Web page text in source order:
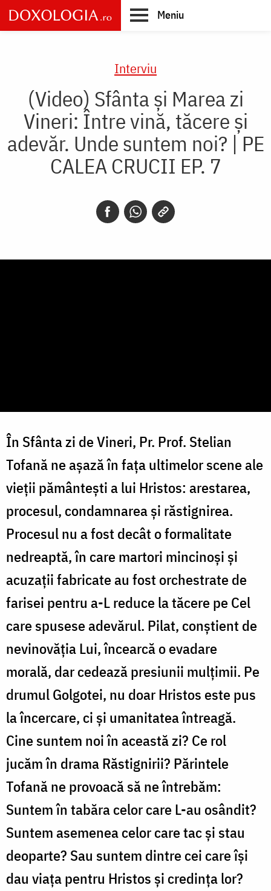
Skip
to
main
Meniu
Interviu
(Video) Sfânta și Marea zi
Vineri: Între vină, tăcere și
adevăr. Unde suntem noi? | PE
CALEA CRUCII EP. 7
În Sfânta zi de Vineri, Pr. Prof. Stelian
Tofană ne așază în fața ultimelor scene ale
vieții pământești a lui Hristos: arestarea,
procesul, condamnarea și răstignirea.
Procesul nu a fost decât o formalitate
nedreaptă, în care martori mincinoși și
acuzații fabricate au fost orchestrate de
farisei pentru a-L reduce la tăcere pe Cel
care spusese adevărul. Pilat, conștient de
nevinovăția Lui, încearcă o evadare
morală, dar cedează presiunii mulțimii. Pe
drumul Golgotei, nu doar Hristos este pus
la încercare, ci și umanitatea întreagă.
Cine suntem noi în această zi? Ce rol
jucăm în drama Răstignirii? Părintele
Tofană ne provoacă să ne întrebăm:
Suntem în tabăra celor care L-au osândit?
Suntem asemenea celor care tac și stau
deoparte? Sau suntem dintre cei care își
dau viața pentru Hristos și credința lor?